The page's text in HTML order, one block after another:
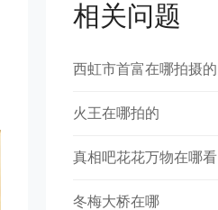
相关问题
西虹市首富在哪拍摄的
火王在哪拍的
真相吧花花万物在哪看
冬梅大桥在哪